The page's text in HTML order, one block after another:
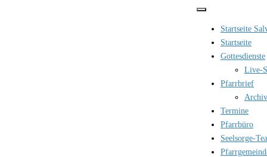
Startseite
Startseite
Gottesdienste
Live-
Pfarrbrief
Termine
Pfarrbüro
Seelsorge-